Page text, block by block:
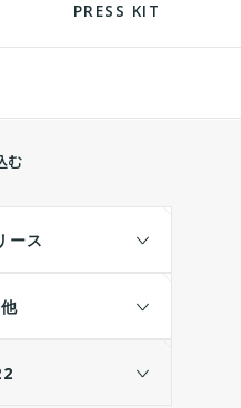
PRESS KIT
む
ース